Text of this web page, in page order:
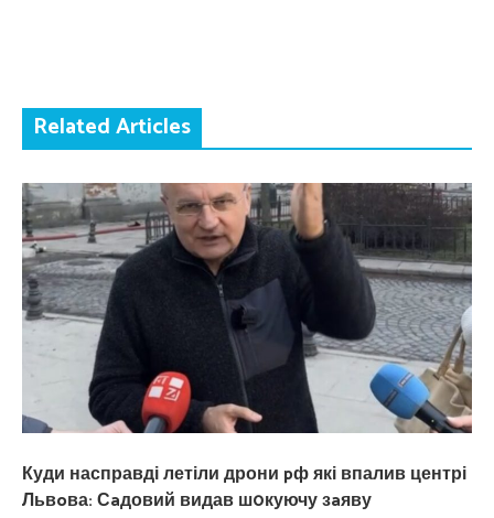
Related Articles
Куди насправді летіли дрони pф які впалив центрі
Львoва: Сaдовий видав ш0куючу зaяву